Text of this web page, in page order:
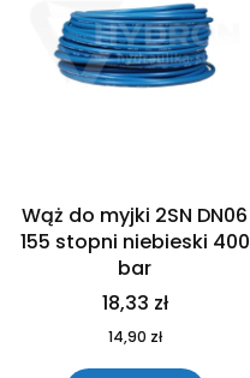
Wąż do myjki 2SN DN06
155 stopni niebieski 400
bar
18,33 zł
14,90 zł